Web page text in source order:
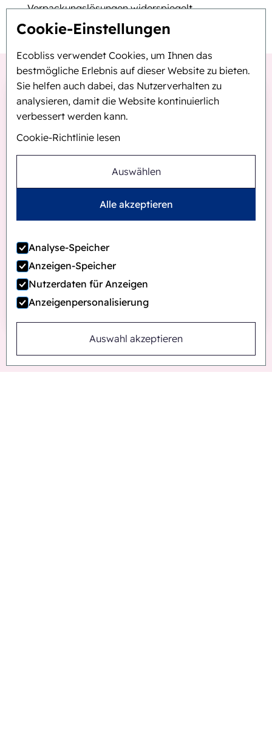
Cookie-Einstellungen
Ecobliss verwendet Cookies, um Ihnen das
bestmögliche Erlebnis auf dieser Website zu bieten.
Sie helfen auch dabei, das Nutzerverhalten zu
analysieren, damit die Website kontinuierlich
verbessert werden kann.
Cookie-Richtlinie lesen
Auswählen
Alle akzeptieren
Analyse-Speicher
Anzeigen-Speicher
Nutzerdaten für Anzeigen
Anzeigenpersonalisierung
Auswahl akzeptieren
Verpackungslösungen widerspiegelt.